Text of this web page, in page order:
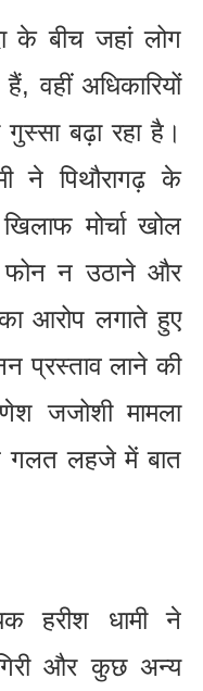
के बीच जहां लोग
अधिकारियों
गुस्सा बढ़ा रहा है।
ने पिथौरागढ़ के
मोर्चा खोल
फोन न उठाने और
आरोप लगाते हुए
प्रस्ताव लाने की
जजोशी मामला
लहजे में बात
हरीश धामी ने
गिरी और कुछ अन्य